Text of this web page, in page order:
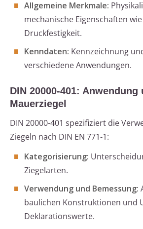
Allgemeine Merkmale:
mechanische Eigenschaften
Druckfestigkeit.
Kenndaten: Kennzeichnung
verschiedene Anwendungen.
DIN 20000-401:
Mauerziegel
DIN 20000-401 spezifiziert die
Ziegeln nach DIN EN 771-1:
Kategorisierung:
Ziegelarten.
Verwendung und Bemessung:
baulichen Konstruktionen und
Deklarationswerte.